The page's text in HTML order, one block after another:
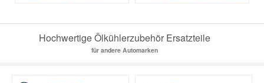
Hochwertige Ölkühlerzubehör Ersatzteile
für andere Automarken